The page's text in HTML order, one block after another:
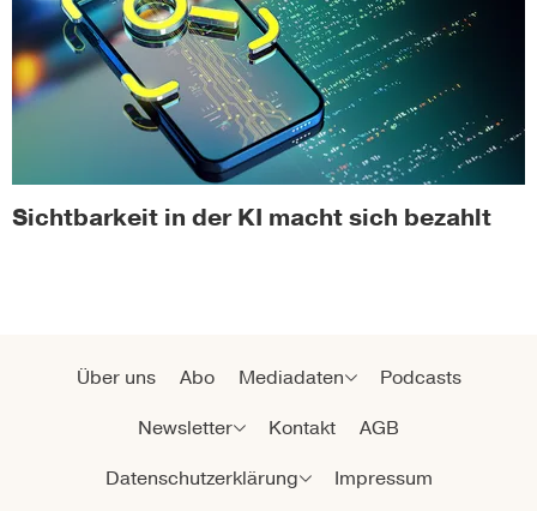
Sichtbarkeit in der KI macht sich bezahlt
Über uns Abo Mediadaten
Podcasts
Newsletter
Kontakt
AGB
Datenschutzerklärung
Impressum